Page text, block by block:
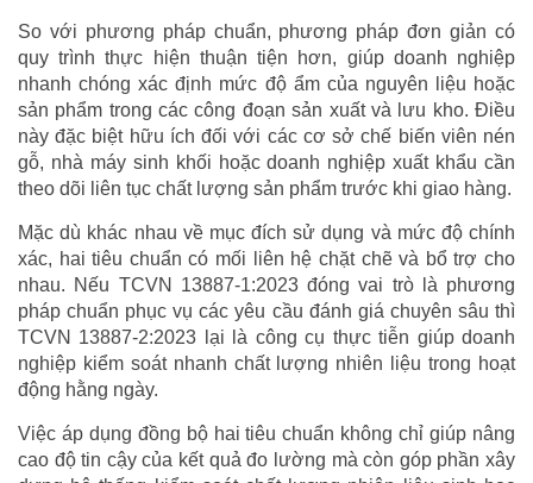
So với phương pháp chuẩn, phương pháp đơn giản có
quy trình thực hiện thuận tiện hơn, giúp doanh nghiệp
nhanh chóng xác định mức độ ẩm của nguyên liệu hoặc
sản phẩm trong các công đoạn sản xuất và lưu kho. Điều
này đặc biệt hữu ích đối với các cơ sở chế biến viên nén
gỗ, nhà máy sinh khối hoặc doanh nghiệp xuất khẩu cần
theo dõi liên tục chất lượng sản phẩm trước khi giao hàng.
Mặc dù khác nhau về mục đích sử dụng và mức độ chính
xác, hai tiêu chuẩn có mối liên hệ chặt chẽ và bổ trợ cho
nhau. Nếu TCVN 13887-1:2023 đóng vai trò là phương
pháp chuẩn phục vụ các yêu cầu đánh giá chuyên sâu thì
TCVN 13887-2:2023 lại là công cụ thực tiễn giúp doanh
nghiệp kiểm soát nhanh chất lượng nhiên liệu trong hoạt
động hằng ngày.
Việc áp dụng đồng bộ hai tiêu chuẩn không chỉ giúp nâng
cao độ tin cậy của kết quả đo lường mà còn góp phần xây